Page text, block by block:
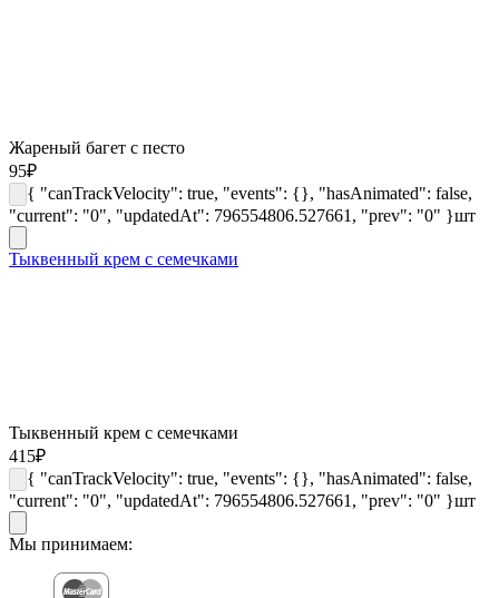
Жареный багет с песто
95₽
{ "canTrackVelocity": true, "events": {}, "hasAnimated": false,
"current": "0", "updatedAt": 796554806.527661, "prev": "0" }шт
Тыквенный крем с семечками
Тыквенный крем с семечками
415₽
{ "canTrackVelocity": true, "events": {}, "hasAnimated": false,
"current": "0", "updatedAt": 796554806.527661, "prev": "0" }шт
Мы принимаем: